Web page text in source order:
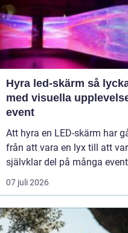
Hyra led-skärm så lyckas du
med visuella
event
Att hyra en LED-skärm har
från att vara en lyx till att
självklar del på många
07 juli 2026